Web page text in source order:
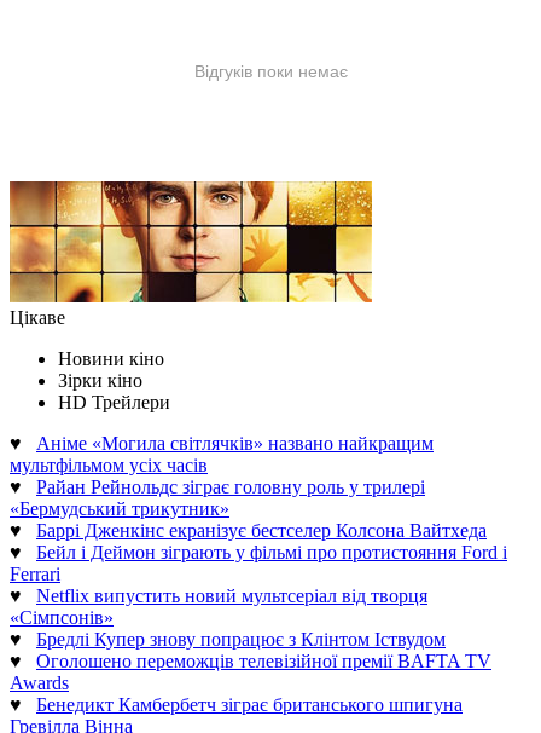
Цікаве
Новини кіно
Зірки кіно
HD Трейлери
♥ Аніме «Могила світлячків» названо найкращим
мультфільмом усіх часів
♥ Райан Рейнольдс зіграє головну роль у трилері
«Бермудський трикутник»
♥ Баррі Дженкінс екранізує бестселер Колсона Вайтхеда
♥ Бейл і Деймон зіграють у фільмі про протистояння Ford і
Ferrari
♥ Netflix випустить новий мультсеріал від творця
«Сімпсонів»
♥ Бредлі Купер знову попрацює з Клінтом Іствудом
♥ Оголошено переможців телевізійної премії BAFTA TV
Awards
♥ Бенедикт Камбербетч зіграє британського шпигуна
Гревілла Вінна